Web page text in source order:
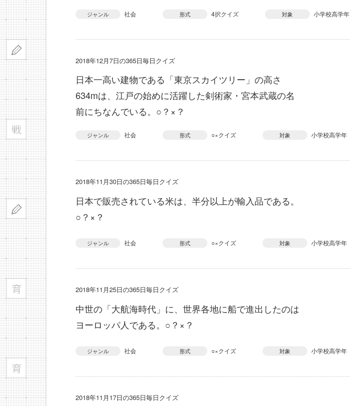
ジャンル 社会 形式 4択クイズ 対象 小学校高学年
2018年12月7日の365日毎日クイズ
日本一高い建物である「東京スカイツリー」の高さ
634mは、江戸の始めに活躍した剣術家・宮本武蔵の名
前にちなんでいる。○？×？
ジャンル 社会 形式 ○×クイズ 対象 小学校高学年
2018年11月30日の365日毎日クイズ
日本で販売されている米は、半分以上が輸入品である。
○？×？
ジャンル 社会 形式 ○×クイズ 対象 小学校高学年
2018年11月25日の365日毎日クイズ
中世の「大航海時代」に、世界各地に船で進出したのは
ヨーロッパ人である。○？×？
ジャンル 社会 形式 ○×クイズ 対象 小学校高学年
2018年11月17日の365日毎日クイズ